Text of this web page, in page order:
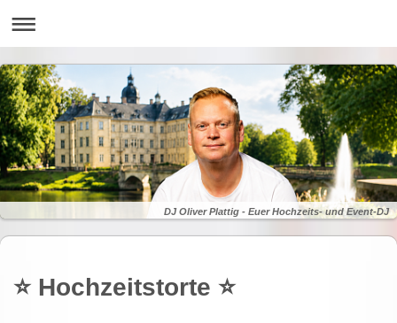
DJ Oliver Plattig - Euer Hochzeits- und Event-DJ
⭐️ Hochzeitstorte ⭐️